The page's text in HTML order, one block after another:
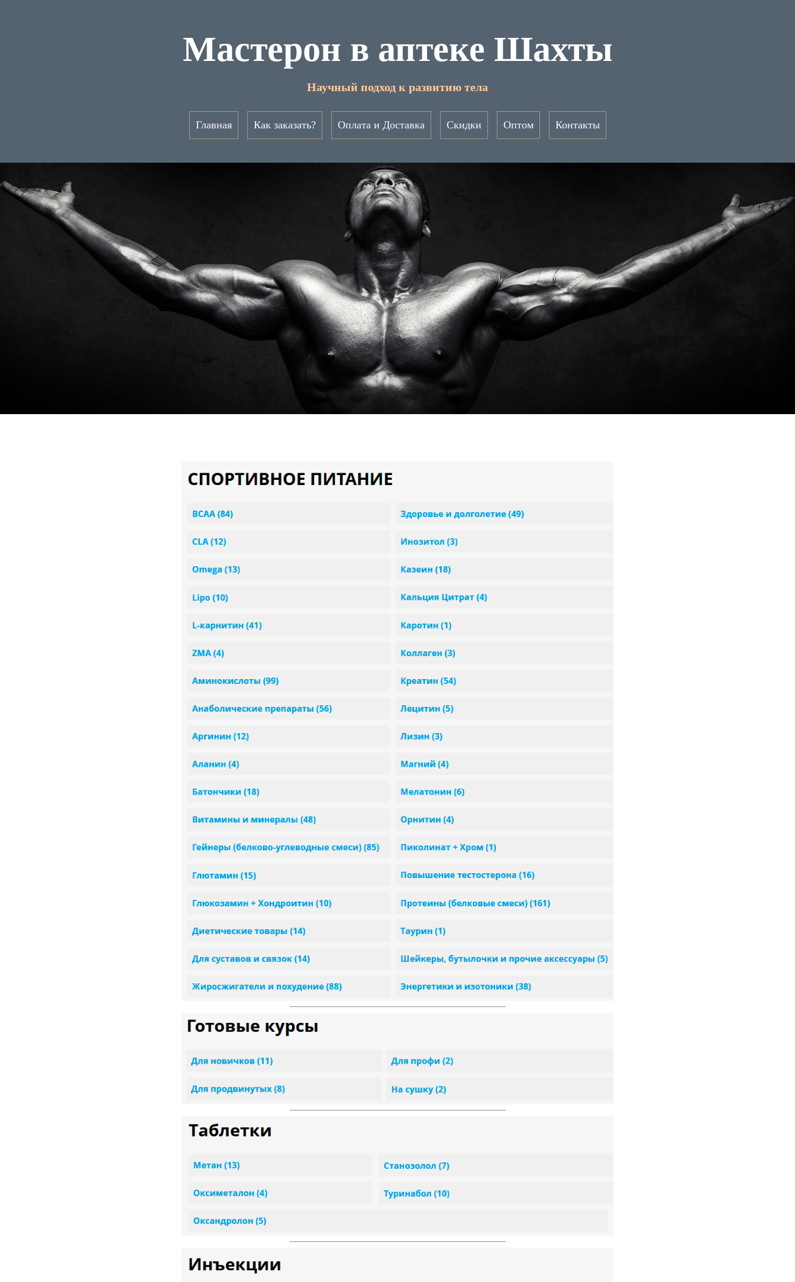
Мастерон в аптеке Шахты
Научный подход к развитию тела
Главная Как заказать? Оплата и Доставка Скидки Оптом Контакты